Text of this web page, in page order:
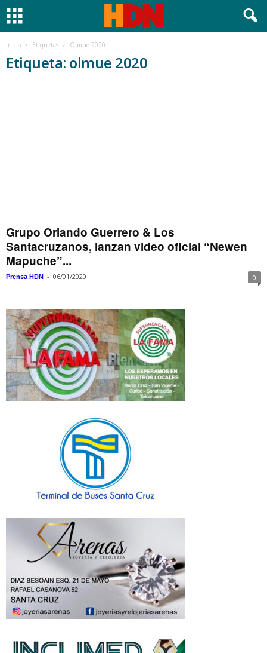
Inicio Etiquetas Olmue 2020
Etiqueta: olmue 2020
Grupo Orlando Guerrero & Los
Santacruzanos, lanzan video oficial “Newen
Mapuche”...
Prensa HDN - 06/01/2020 0